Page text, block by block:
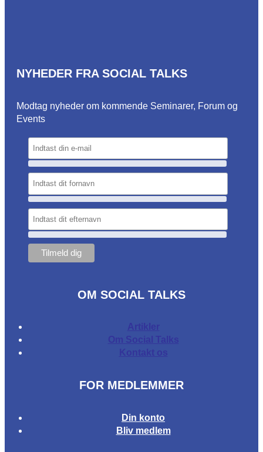
NYHEDER FRA SOCIAL TALKS
Modtag nyheder om kommende Seminarer, Forum og
Events
OM SOCIAL TALKS
Artikler
Om Social Talks
Kontakt os
FOR MEDLEMMER
Din konto
Bliv medlem